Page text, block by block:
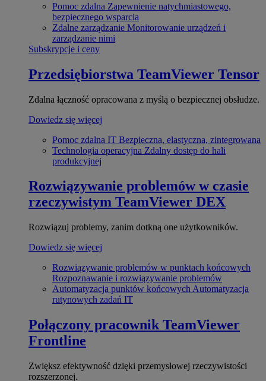
Pomoc zdalna Zapewnienie natychmiastowego,
bezpiecznego wsparcia
Zdalne zarządzanie Monitorowanie urządzeń i
zarządzanie nimi
Subskrypcje i ceny
Przedsiębiorstwa TeamViewer Tensor
Zdalna łączność opracowana z myślą o bezpiecznej obsłudze.
Dowiedz się więcej
Pomoc zdalna IT Bezpieczna, elastyczna, zintegrowana
Technologia operacyjna Zdalny dostęp do hali
produkcyjnej
Rozwiązywanie problemów w czasie
rzeczywistym TeamViewer DEX
Rozwiązuj problemy, zanim dotkną one użytkowników.
Dowiedz się więcej
Rozwiązywanie problemów w punktach końcowych
Rozpoznawanie i rozwiązywanie problemów
Automatyzacja punktów końcowych Automatyzacja
rutynowych zadań IT
Połączony pracownik TeamViewer
Frontline
Zwiększ efektywność dzięki przemysłowej rzeczywistości
rozszerzonej.